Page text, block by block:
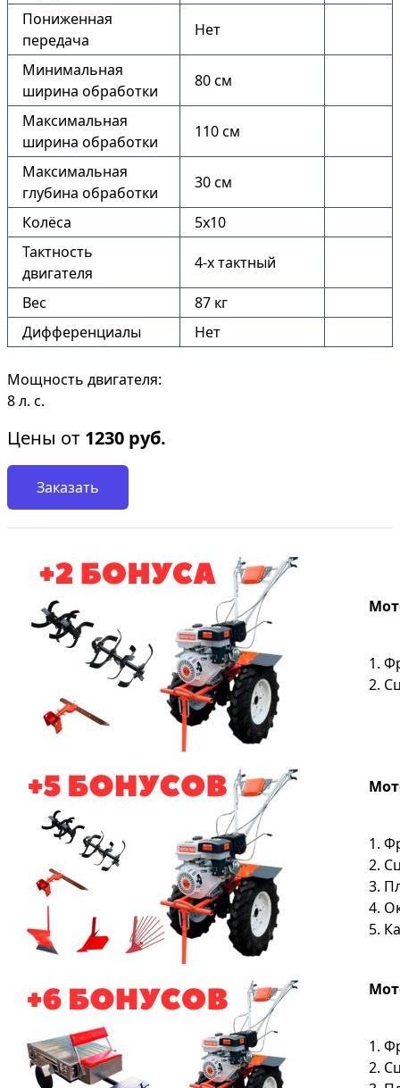
Пониженная
передача
Нет
Минимальная
ширина обработки
80 см
Максимальная
ширина обработки
110 см
Максимальная
глубина обработки
30 см
Колёса
5х10
Тактность
двигателя
4-х тактный
Вес
87 кг
Дифференциалы
Нет
Мощность двигателя:
8 л. с.
Цены от 1230 руб.
Заказать
1.
2.
1.
2.
3.
4.
5.
1.
2.